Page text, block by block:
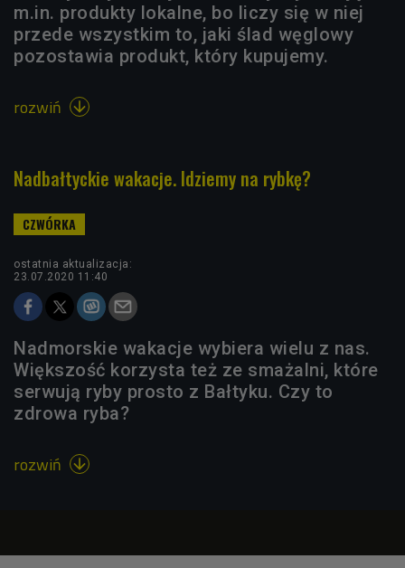
m.in. produkty lokalne, bo liczy się w niej
przede wszystkim to, jaki ślad węglowy
pozostawia produkt, który kupujemy.
rozwiń 
Nadbałtyckie wakacje. Idziemy na rybkę?
ostatnia aktualizacja:
23.07.2020 11:40
Nadmorskie wakacje wybiera wielu z nas.
Większość korzysta też ze smażalni, które
serwują ryby prosto z Bałtyku. Czy to
zdrowa ryba?
rozwiń 